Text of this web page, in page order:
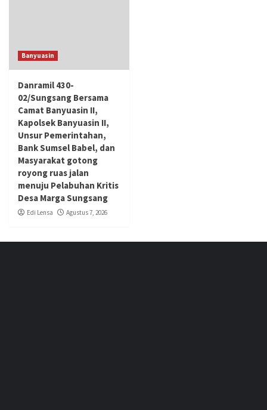
Banyuasin
Danramil 430-
02/Sungsang Bersama
Camat Banyuasin II,
Kapolsek Banyuasin II,
Unsur Pemerintahan,
Bank Sumsel Babel, dan
Masyarakat gotong
royong ruas jalan
menuju Pelabuhan Kritis
Desa Marga Sungsang
Edi Lensa Agustus 7, 2026